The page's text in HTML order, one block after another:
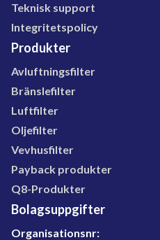
Teknisk support
Integritetspolicy
Produkter
Avluftningsfilter
Bränslefilter
Luftfilter
Oljefilter
Vevhusfilter
Payback produkter
Q8-Produkter
Bolagsuppgifter
Organisationsnr: